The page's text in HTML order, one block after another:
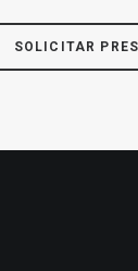
SOLICITAR